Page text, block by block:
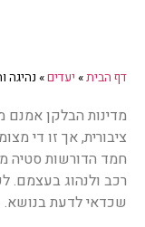
דף הבית» יעדים» נהיגה
מדינות הבלקן
ציבורית, אך זו די
חמד הדורשות סטיה
רכב ולנהוג בעצמם.
שכדאי לדעת בנושא.